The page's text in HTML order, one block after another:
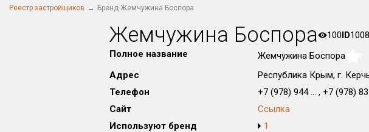
Реестр застройщиков Бренд Жемчужина Боспора
Жемчужина Боспора 100ID
Полное название
Жемчужина Боспора
Адрес
Республика Крым, г.
Телефон
+7 (978) 944 ... , +7 (978)
Сайт
Ссылка
Используют бренд
1